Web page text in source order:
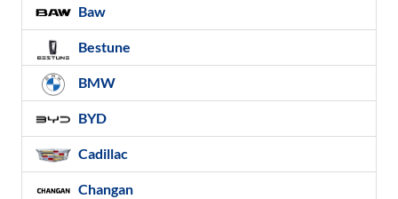
Baw
Bestune
BMW
BYD
Cadillac
Changan